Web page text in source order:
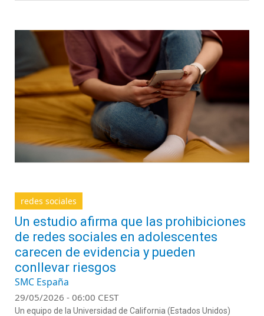
redes sociales
Un estudio afirma que las prohibiciones
de redes sociales en adolescentes
carecen de evidencia y pueden
conllevar riesgos
SMC España
29/05/2026 - 06:00 CEST
Un equipo de la Universidad de California (Estados Unidos)